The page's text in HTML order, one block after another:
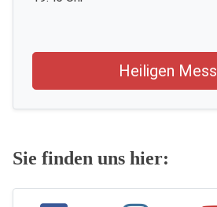
Heiligen
Sie finden uns hier: